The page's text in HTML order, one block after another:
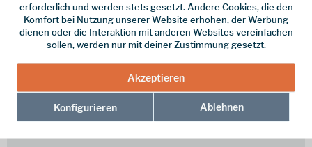
UK 11,5 - 46,5
vorrätig | Lieferzeit 1-3 Werktage
In denWarenkorb
erforderlich und werden stets gesetzt. Andere Cookies, die den
Komfort bei Nutzung unserer Website erhöhen, der Werbung
dienen oder die Interaktion mit anderen Websites vereinfachen
sollen, werden nur mit deiner Zustimmung gesetzt.
Akzeptieren
Konfigurieren Ablehnen